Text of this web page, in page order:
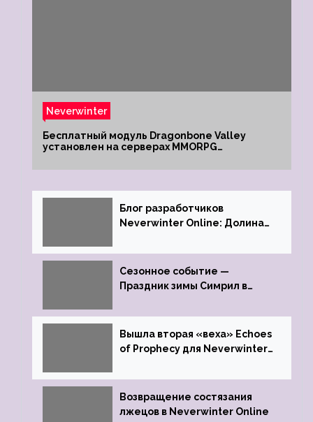
Neverwinter
Бесплатный модуль Dragonbone Valley
установлен на серверах MMORPG
Блог разработчиков
Neverwinter Online: Долина
Сезонное событие —
Праздник зимы Симрил в
Вышла вторая «веха» Echoes
of Prophecy для Neverwinter
Возвращение состязания
лжецов в Neverwinter Online